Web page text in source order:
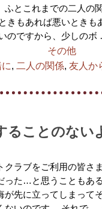
ふとこれまでの二人の
きもあれば悪いときも
のですから、少しのボ
その他
, 二人の関係, 友人か
ることのない
クラブをご利用の皆さ
った…と思うこともあ
が先に立ってしまって